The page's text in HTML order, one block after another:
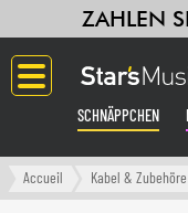
ZAHLEN
SCHNÄPPCHEN
Langue
Accueil Kabel & Zubehöre